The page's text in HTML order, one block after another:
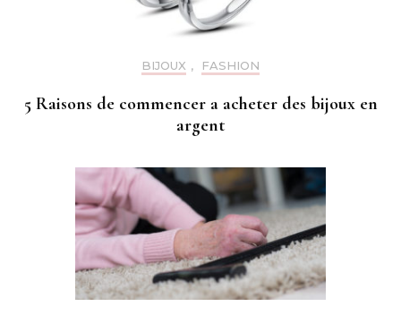
BIJOUX , FASHION
5 Raisons de commencer a acheter des bijoux en
argent